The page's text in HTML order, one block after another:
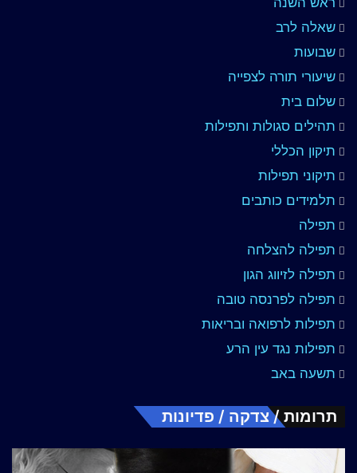
שאלה לרב
שבועות
שיעורי תורה לצפייה
שלום בית
תהילים סגולות ותפילות
תיקון הכללי
תיקוני תפילות
תלמידים כותבים
תפילה
תפילה להצלחה
תפילה לזיווג הגון
תפילה לפרנסה טובה
תפילות לרפואה ובריאות
תפילות נגד עין הרע
תשעה באב
תרומות / צדקה / פדיונות